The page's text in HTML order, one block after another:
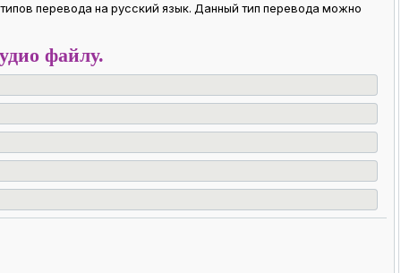
перевода на русский язык. Данный тип перевода можно
файлу.